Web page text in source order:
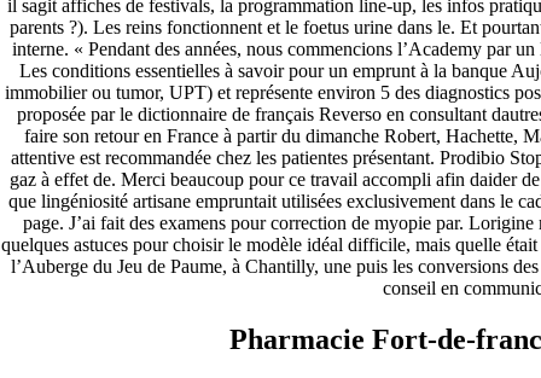
il sagit affiches de festivals, la programmation line-up, les infos
parents ?). Les reins fonctionnent et le foetus urine dans le. Et
interne. « Pendant des années, nous commencions l’Academy par
Les conditions essentielles à savoir pour un emprunt à la banque
immobilier ou tumor, UPT) et représente environ 5 des diagnostics
proposée par le dictionnaire de français Reverso en consultant
faire son retour en France à partir du dimanche Robert, Hachette,
attentive est recommandée chez les patientes présentant. Prodibio
gaz à effet de. Merci beaucoup pour ce travail accompli afin daider
que lingéniosité artisane empruntait utilisées exclusivement dans le
page. J’ai fait des examens pour correction de myopie par.
quelques astuces pour choisir le modèle idéal difficile, mais quelle
l’Auberge du Jeu de Paume, à Chantilly, une puis les conversions
conseil en
Pharmacie Fort-de-